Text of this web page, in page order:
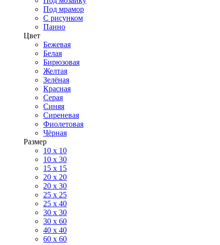
Под мрамор
С рисунком
Панно
Цвет
Бежевая
Белая
Бирюзовая
Желтая
Зелёная
Красная
Серая
Синяя
Сиреневая
Фиолетовая
Чёрная
Размер
10 х 10
10 x 30
15 x 15
20 х 20
20 x 30
25 x 25
25 x 40
30 x 30
30 х 60
40 х 40
60 х 60